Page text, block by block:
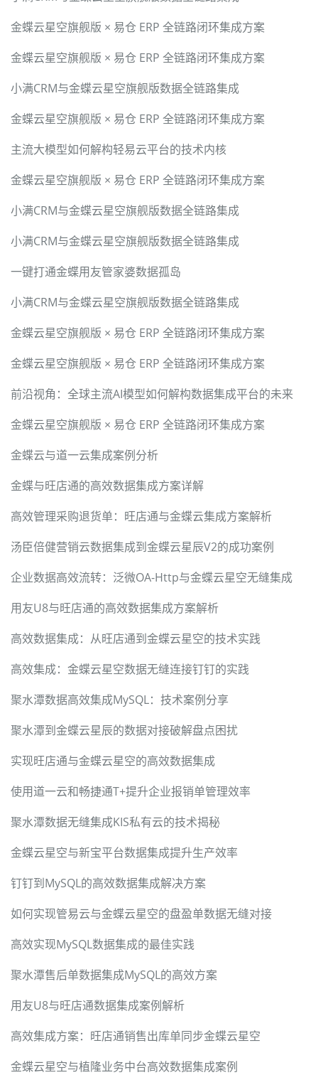
金蝶云星空旗舰版 × 易仓 ERP 全链路闭环集成方案
金蝶云星空旗舰版 × 易仓 ERP 全链路闭环集成方案
小满CRM与金蝶云星空旗舰版数据全链路集成
金蝶云星空旗舰版 × 易仓 ERP 全链路闭环集成方案
主流大模型如何解构轻易云平台的技术内核
金蝶云星空旗舰版 × 易仓 ERP 全链路闭环集成方案
小满CRM与金蝶云星空旗舰版数据全链路集成
小满CRM与金蝶云星空旗舰版数据全链路集成
一键打通金蝶用友管家婆数据孤岛
小满CRM与金蝶云星空旗舰版数据全链路集成
金蝶云星空旗舰版 × 易仓 ERP 全链路闭环集成方案
金蝶云星空旗舰版 × 易仓 ERP 全链路闭环集成方案
前沿视角：全球主流AI模型如何解构数据集成平台的未来
金蝶云星空旗舰版 × 易仓 ERP 全链路闭环集成方案
金蝶云与道一云集成案例分析
金蝶与旺店通的高效数据集成方案详解
高效管理采购退货单：旺店通与金蝶云集成方案解析
汤臣倍健营销云数据集成到金蝶云星辰V2的成功案例
企业数据高效流转：泛微OA-Http与金蝶云星空无缝集成
用友U8与旺店通的高效数据集成方案解析
高效数据集成：从旺店通到金蝶云星空的技术实践
高效集成：金蝶云星空数据无缝连接钉钉的实践
聚水潭数据高效集成MySQL：技术案例分享
聚水潭到金蝶云星辰的数据对接破解盘点困扰
实现旺店通与金蝶云星空的高效数据集成
使用道一云和畅捷通T+提升企业报销单管理效率
聚水潭数据无缝集成KIS私有云的技术揭秘
金蝶云星空与新宝平台数据集成提升生产效率
钉钉到MySQL的高效数据集成解决方案
如何实现管易云与金蝶云星空的盘盈单数据无缝对接
高效实现MySQL数据集成的最佳实践
聚水潭售后单数据集成MySQL的高效方案
用友U8与旺店通数据集成案例解析
高效集成方案：旺店通销售出库单同步金蝶云星空
金蝶云星空与植隆业务中台高效数据集成案例